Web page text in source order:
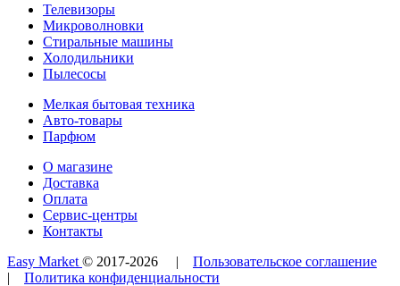
Телевизоры
Микроволновки
Стиральные машины
Холодильники
Пылесосы
Мелкая бытовая техника
Авто-товары
Парфюм
О магазине
Доставка
Оплата
Сервис-центры
Контакты
Easy Market © 2017-2026 | Пользовательское соглашение
| Политика конфиденциальности